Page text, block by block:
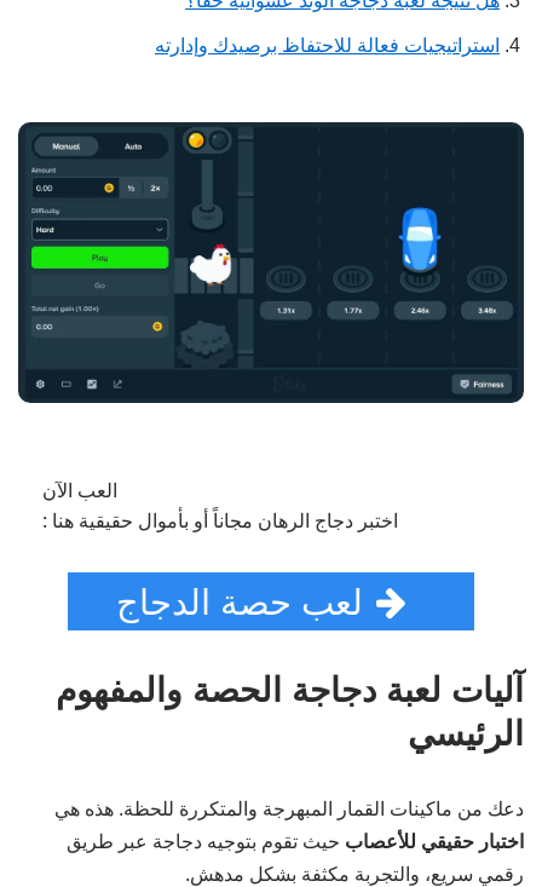
استراتيجيات فعالة للاحتفاظ برصيدك وإدارته
العب الآن
اختبر دجاج الرهان مجاناً أو بأموال حقيقية هنا :
لعب حصة الدجاج
آليات لعبة دجاجة الحصة والمفهوم
الرئيسي
دعك من ماكينات القمار المبهرجة والمتكررة للحظة. هذه هي
اختبار حقيقي للأعصاب حيث تقوم بتوجيه دجاجة عبر طريق
رقمي سريع، والتجربة مكثفة بشكل مدهش.